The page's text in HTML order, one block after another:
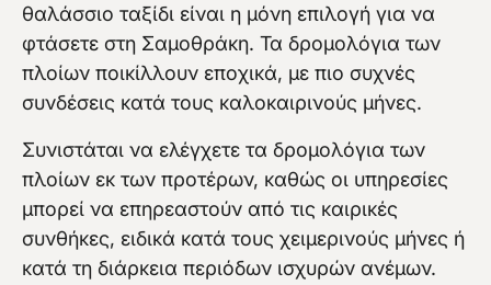
θαλάσσιο ταξίδι είναι η μόνη επιλογή για να
φτάσετε στη Σαμοθράκη. Τα δρομολόγια των
πλοίων ποικίλλουν εποχικά, με πιο συχνές
συνδέσεις κατά τους καλοκαιρινούς μήνες.
Συνιστάται να ελέγχετε τα δρομολόγια των
πλοίων εκ των προτέρων, καθώς οι υπηρεσίες
μπορεί να επηρεαστούν από τις καιρικές
συνθήκες, ειδικά κατά τους χειμερινούς μήνες ή
κατά τη διάρκεια περιόδων ισχυρών ανέμων.